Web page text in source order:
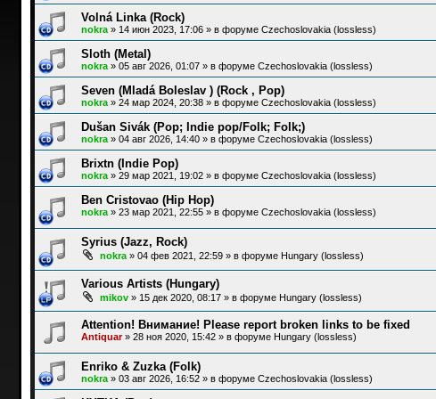
Volná Linka (Rock)
nokra» 14 июн 2023, 17:06» в форуме Czechoslovakia (lossless)
Sloth (Metal)
nokra» 05 авг 2026, 01:07» в форуме Czechoslovakia (lossless)
Seven (Mladá Boleslav ) (Rock , Pop)
nokra» 24 мар 2024, 20:38» в форуме Czechoslovakia (lossless)
Dušan Sivák (Pop; Indie pop/Folk; Folk;)
nokra» 04 авг 2026, 14:40» в форуме Czechoslovakia (lossless)
Brixtn (Indie Pop)
nokra» 29 мар 2021, 19:02» в форуме Czechoslovakia (lossless)
Ben Cristovao (Hip Hop)
nokra» 23 мар 2021, 22:55» в форуме Czechoslovakia (lossless)
Syrius (Jazz, Rock)
nokra» 04 фев 2021, 22:59» в форуме Hungary (lossless)
Various Artists (Hungary)
mikov» 15 дек 2020, 08:17» в форуме Hungary (lossless)
Attention! Внимание! Please report broken links to be fixed
Antiquar» 28 ноя 2020, 15:42» в форуме Hungary (lossless)
Enriko & Zuzka (Folk)
nokra» 03 авг 2026, 16:52» в форуме Czechoslovakia (lossless)